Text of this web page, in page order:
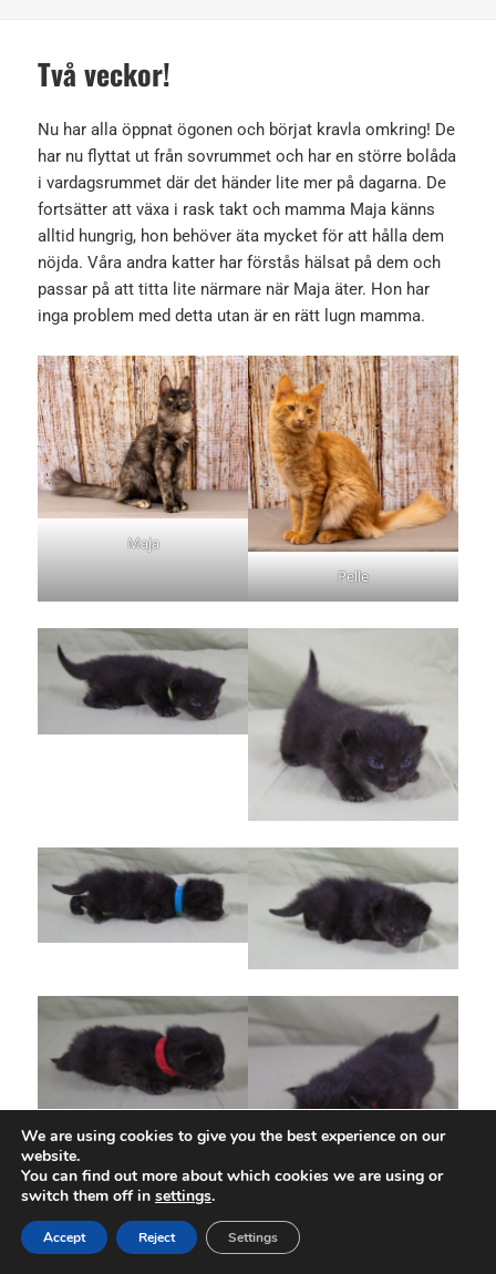
Två veckor!
Nu har alla öppnat ögonen och börjat kravla omkring! De
har nu flyttat ut från sovrummet och har en större bolåda
i vardagsrummet där det händer lite mer på dagarna. De
fortsätter att växa i rask takt och mamma Maja känns
alltid hungrig, hon behöver äta mycket för att hålla dem
nöjda. Våra andra katter har förstås hälsat på dem och
passar på att titta lite närmare när Maja äter. Hon har
inga problem med detta utan är en rätt lugn mamma.
Maja
Pelle
Postat
2026-03-23 Kategorier
Ayna'nin Wanika,FI*Felesin Cisse Häkkinen
We are using cookies to give you the best experience on our
website.
You can find out more about which cookies we are using or
switch them off in settings.
Accept Reject Settings